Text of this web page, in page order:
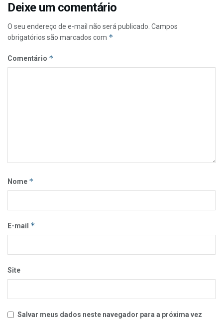
Deixe um comentário
O seu endereço de e-mail não será publicado. Campos
obrigatórios são marcados com *
Comentário *
Nome *
E-mail *
Site
Salvar meus dados neste navegador para a próxima vez